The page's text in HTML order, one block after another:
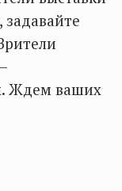
Ждем ваших